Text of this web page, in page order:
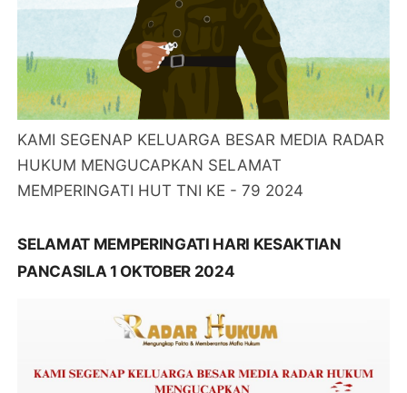
KAMI SEGENAP KELUARGA BESAR MEDIA RADAR
HUKUM MENGUCAPKAN SELAMAT
MEMPERINGATI HUT TNI KE - 79 2024
SELAMAT MEMPERINGATI HARI KESAKTIAN
PANCASILA 1 OKTOBER 2024